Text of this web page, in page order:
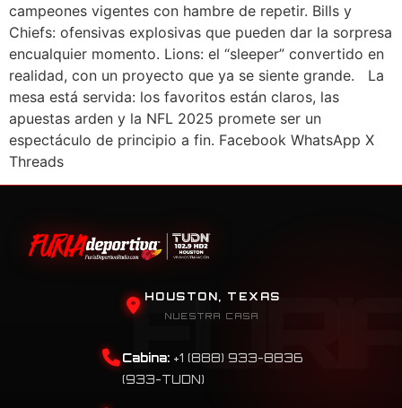
campeones vigentes con hambre de repetir. Bills y
Chiefs: ofensivas explosivas que pueden dar la sorpresa
encualquier momento. Lions: el “sleeper” convertido en
realidad, con un proyecto que ya se siente grande. La
mesa está servida: los favoritos están claros, las
apuestas arden y la NFL 2025 promete ser un
espectáculo de principio a fin. Facebook WhatsApp X
Threads
HOUSTON, TEXAS
NUESTRA CASA
Cabina: +1 (888) 933-8836
(933-TUDN)